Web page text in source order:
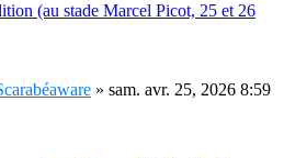
(au stade Marcel Picot, 25 et 26
» sam. avr. 25, 2026 8:59